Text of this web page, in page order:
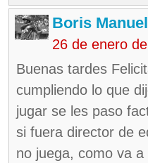
Boris
26 de enero
Buenas tardes
cumpliendo lo que
jugar se les paso
si fuera director de
no juega, como va